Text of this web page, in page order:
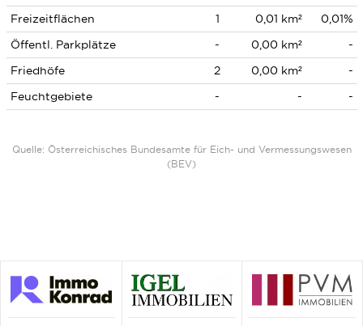
Freizeitflächen
1 0,01 km²
0,01%
Öffentl. Parkplätze
- 0,00 km²
-
Friedhöfe
2 0,00 km²
-
Feuchtgebiete
- - -
Quelle: Österreichisches Bundesamte für Eich- und Vermessungswesen
(BEV)